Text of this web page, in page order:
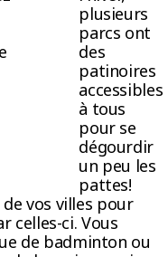
plusieurs
parcs ont
des
patinoires
accessibles
à tous
pour se
dégourdir
un peu les
pattes!
vos villes pour
celles-ci. Vous
de badminton ou